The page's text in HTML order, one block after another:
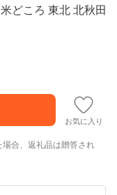
どころ 東北 北秋田
お気に入り
合、返礼品は贈答され